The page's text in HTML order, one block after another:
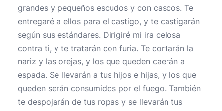
grandes y pequeños escudos y con cascos. Te
entregaré a ellos para el castigo, y te castigarán
según sus estándares. Dirigiré mi ira celosa
contra ti, y te tratarán con furia. Te cortarán la
nariz y las orejas, y los que queden caerán a
espada. Se llevarán a tus hijos e hijas, y los que
queden serán consumidos por el fuego. También
te despojarán de tus ropas y se llevarán tus